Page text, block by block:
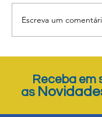
Escreva um
Receba em
as